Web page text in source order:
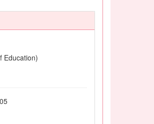
Education)